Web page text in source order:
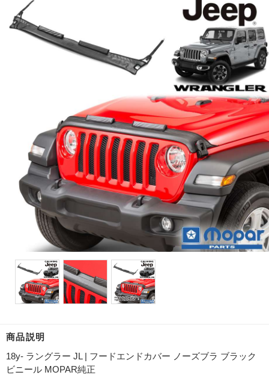
商品説明
18y- ラングラー JL | フードエンドカバー ノーズブラ ブラック
ビニール MOPAR純正